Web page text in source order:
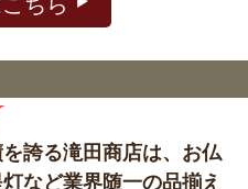
誇る滝田商店は、 お仏
など業界随一の品揃え